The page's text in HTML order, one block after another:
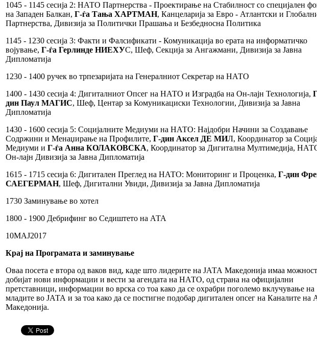
1045 - 1145 сесија 2: НАТО Партнерства - Проектирање на Стабилност со специјален
на Западен Балкан, Г-ѓа Тања ХАРТМАН, Канцеларија за Евро - Атлантски и
Партнерства, Дивизија за Политички Прашања и Безбедносна Политика
1145 - 1230 сесија 3: Факти и Фалсификати - Комуникација во ерата на информатичко
војување, Г-ѓа Герлинде НИЕХУС, Шеф, Секција за Ангажмани, Дивизија за Јавна
Дипломатија
1230 - 1400 ручек во трпезаријата на Генералниот Секретар на НАТО
1400 - 1430 сесија 4: Дигиталниот Опсег на НАТО и Изградба на Он-лајн Технологија,
дин Паул МАГИС, Шеф, Центар за Комуникациски Технологии, Дивизија за Јавна
Дипломатија
1430 - 1600 сесија 5: Социјалните Медиуми на НАТО: Најдобри Начини за Создавање
Содржини и Менаџирање на Профилите, Г-дин Аксел ДЕ МИЛ, Координатор за
Медиуми и Г-ѓа Анна КОЛАКОВСКА, Координатор за Дигитална Мултимедија,
Он-лајн Дивизија за Јавна Дипломатија
1615 - 1715 сесија 6: Дигитален Преглед на НАТО: Мониторинг и Проценка, Г-дин
САЕГЕРМАН, Шеф, Дигитални Увиди, Дивизија за Јавна Дипломатија
1730 Заминување во хотел
1800 - 1900 Дебрифинг во Седиштето на АТА
10MАЈ2017
Крај на Програмата и заминување
Оваа посета е втора од ваков вид, каде што лидерите на ЈАТА Македонија имаа
добијат нови информации и вести за агендата на НАТО, од страна на официјални
претставници, информации во врска со тоа како да се охрабри поголемо вклучување на
младите во ЈАТА и за тоа како да се постигне подобар дигитален опсег на Каналите на
Македонија.